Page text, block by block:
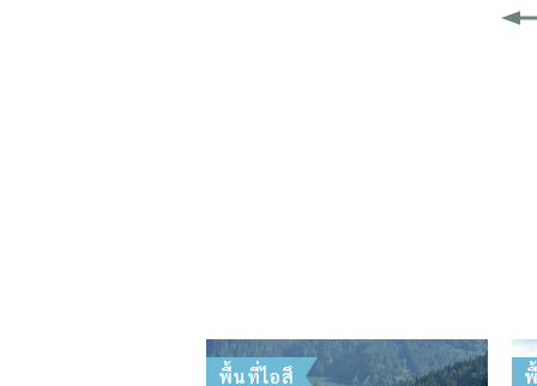
พื้นที่ไอสึ